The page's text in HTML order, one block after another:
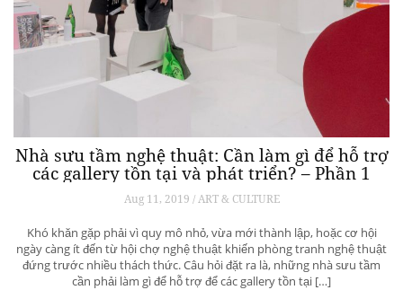
Nhà sưu tầm nghệ thuật: Cần làm gì để hỗ trợ
các gallery tồn tại và phát triển? – Phần 1
Aug 11, 2019 / ART & CULTURE
Khó khăn gặp phải vì quy mô nhỏ, vừa mới thành lập, hoặc cơ hội
ngày càng ít đến từ hội chợ nghệ thuật khiến phòng tranh nghệ thuật
đứng trước nhiều thách thức. Câu hỏi đặt ra là, những nhà sưu tầm
cần phải làm gì để hỗ trợ để các gallery tồn tại […]